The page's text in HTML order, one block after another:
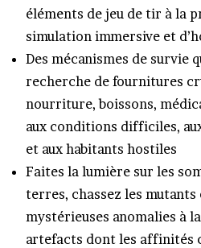
éléments de jeu de tir à la
simulation immersive et
Des mécanismes de survie
recherche de fournitures
nourriture, boissons,
aux conditions difficiles,
et aux habitants hostiles
Faites la lumière sur les
terres, chassez les
mystérieuses anomalies à
artefacts dont les affinités